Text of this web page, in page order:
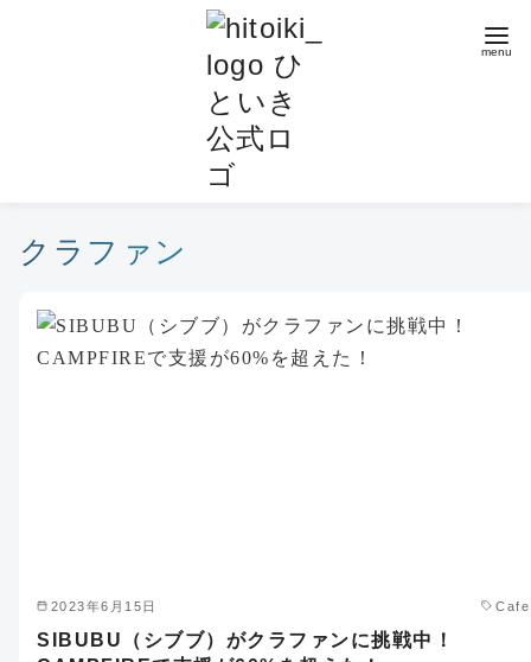
クラファン
2023年6月15日 Cafe
SIBUBU（シブブ）がクラファンに挑戦中！